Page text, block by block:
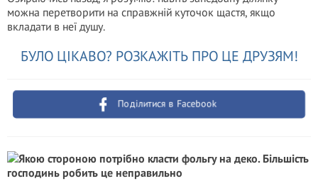
можна перетворити на справжній куточок щастя, якщо
вкладати в неї душу.
БУЛО ЦІКАВО? РОЗКАЖІТЬ ПРО ЦЕ ДРУЗЯМ!
Поділитися в Facebook